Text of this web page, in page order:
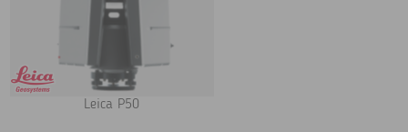
Leica P50